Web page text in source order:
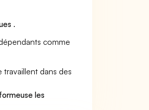
.
comme
dans des
les